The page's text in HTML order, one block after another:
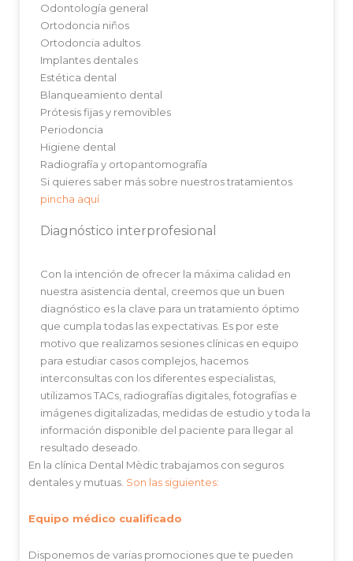
Odontología general
Ortodoncia niños
Ortodoncia adultos
Implantes dentales
Estética dental
Blanqueamiento dental
Prótesis fijas y removibles
Periodoncia
Higiene dental
Radiografía y ortopantomografía
Si quieres saber más sobre nuestros tratamientos
pincha aquí
Diagnóstico interprofesional
Con la intención de ofrecer la máxima calidad en
nuestra asistencia dental, creemos que un buen
diagnóstico es la clave para un tratamiento óptimo
que cumpla todas las expectativas. Es por este
motivo que realizamos sesiones clínicas en equipo
para estudiar casos complejos, hacemos
interconsultas con los diferentes especialistas,
utilizamos TACs, radiografías digitales, fotografías e
imágenes digitalizadas, medidas de estudio y toda la
información disponible del paciente para llegar al
resultado deseado.
En la clínica Dental Mèdic trabajamos con seguros
dentales y mutuas. Son las siguientes:
Equipo médico cualificado
Disponemos de varias promociones que te pueden